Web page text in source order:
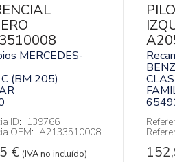
MERCEDES-
(BM 205)
ID: 139766
OEM: A2133510008
€ (IVA no incluído)
BENZ